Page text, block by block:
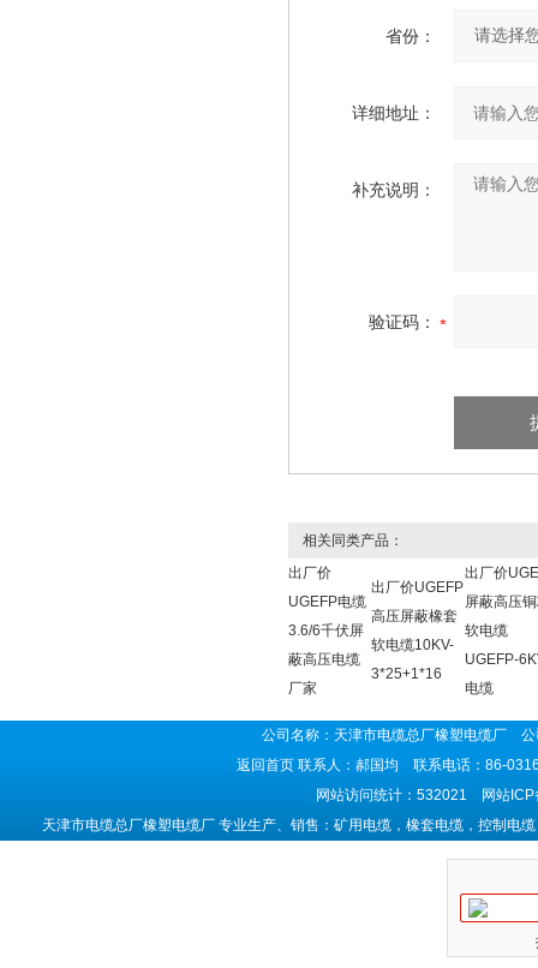
省份：
详细地址：
补充说明：
验证码：
相关同类产品：
出厂价
UGEFP电缆
3.6/6千伏屏
蔽高压电缆
厂家
出厂价UGEFP
高压屏蔽橡套
软电缆10KV-
3*25+1*16
出厂价
屏蔽高压
软电缆
UGEFP-
电缆
公司名称：天津市电缆总厂橡塑电缆厂
返回首页联系人：郝国均 联系电话：86-
网站访问统计：532021 网站ICP
天津市电缆总厂橡塑电缆厂 专业生产、销售：矿用电缆，橡套电缆，控制电